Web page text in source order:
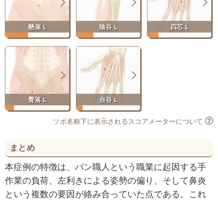
懸崖 L 陰谷 L 四芯 L
臀落 L 合谷 L
ツボ名称下に表示されるスコアメーターについて
まとめ
本症例の特徴は、パン職人という職業に起因する手
作業の負荷、左利きによる姿勢の偏り、そして鼻炎
という複数の要因が絡み合っていた点である。これ